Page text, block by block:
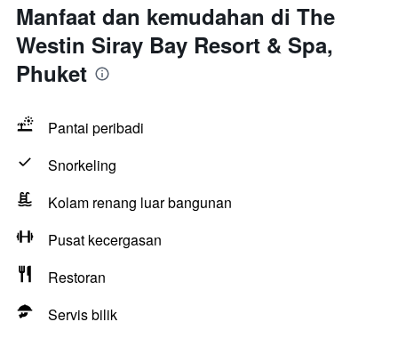
Manfaat dan kemudahan di The
Westin Siray Bay Resort & Spa,
Phuket
Pantai peribadi
Snorkeling
Kolam renang luar bangunan
Pusat kecergasan
Restoran
Servis bilik